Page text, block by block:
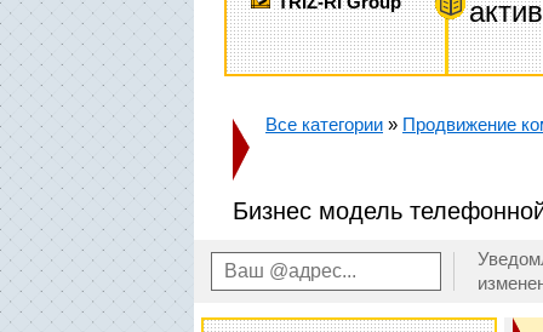
Все категории » Продвижение
Бизнес модель